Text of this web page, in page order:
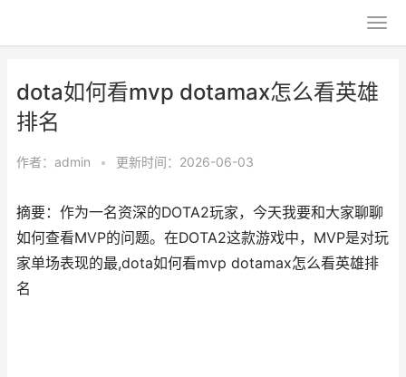
dota如何看mvp dotamax怎么看英雄
排名
作者： admin • 更新时间：2026-06-03
摘要：作为一名资深的DOTA2玩家，今天我要和大家聊聊
如何查看MVP的问题。在DOTA2这款游戏中，MVP是对玩
家单场表现的最,dota如何看mvp dotamax怎么看英雄排
名